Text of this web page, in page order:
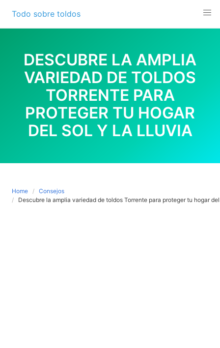
content
Todo sobre toldos
DESCUBRE LA AMPLIA
VARIEDAD DE TOLDOS
TORRENTE PARA
PROTEGER TU HOGAR
DEL SOL Y LA LLUVIA
Home
Consejos
Descubre la amplia variedad de toldos Torrente para proteger tu hogar